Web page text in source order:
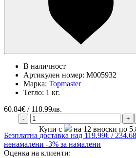
В наличност
Артикулен номер: M005932
Марка: Topmaster
Тегло: 1 кг.
60.84€ / 118.99лв.
- +
Купи с на 12 вноски по
Безплатна доставка над 119.99€ /
ненамалени -3% за намалени
Оценка на клиенти: